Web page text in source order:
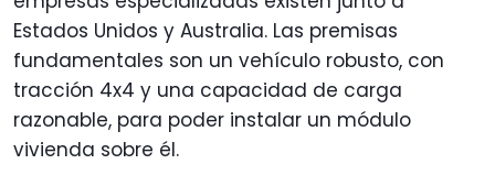
Estados Unidos y Australia. Las premisas
fundamentales son un vehículo robusto, con
tracción 4x4 y una capacidad de carga
razonable, para poder instalar un módulo
vivienda sobre él.